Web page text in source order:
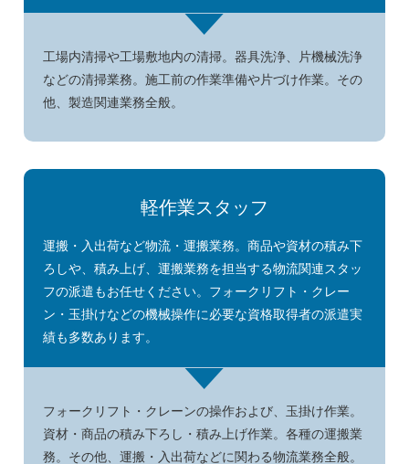
工場内清掃や工場敷地内の清掃。器具洗浄、片機械洗浄
などの清掃業務。施工前の作業準備や片づけ作業。その
他、製造関連業務全般。
軽作業スタッフ
運搬・入出荷など物流・運搬業務。商品や資材の積み下
ろしや、積み上げ、運搬業務を担当する物流関連スタッ
フの派遣もお任せください。フォークリフト・クレー
ン・玉掛けなどの機械操作に必要な資格取得者の派遣実
績も多数あります。
フォークリフト・クレーンの操作および、玉掛け作業。
資材・商品の積み下ろし・積み上げ作業。各種の運搬業
務。その他、運搬・入出荷などに関わる物流業務全般。